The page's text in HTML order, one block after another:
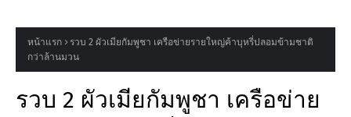
หน้าแรก
รวบ 2 ผัวเมียกัมพูชา เครือข่ายรายใหญ่ค้าบุหรี่ปลอมข้ามชาติ
กว่าล้านมวน
รวบ 2 ผัวเมียกัมพูชา เครือข่าย